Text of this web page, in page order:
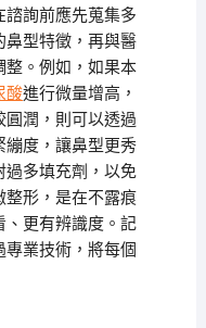
詢前應先蒐集多
鼻型特徵，再與醫
整。例如，如果本
酸進行微量增高，
潤，則可以透過
繃度，讓鼻型更秀
過多填充劑，以免
整形，是在不露痕
、更有辨識度。記
業技術，將每個